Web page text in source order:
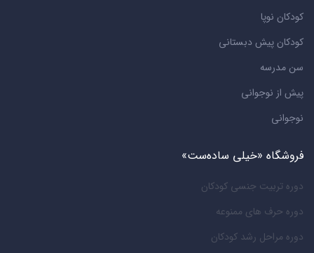
کودکان نوپا
کودکان پیش دبستانی
سن مدرسه
پیش از نوجوانی
نوجوانی
فروشگاه «خیلی ساده‌ست»
دوره تربیت جنسی کودکان
دوره حرف های ممنوعه
دوره مراحل رشد کودکان